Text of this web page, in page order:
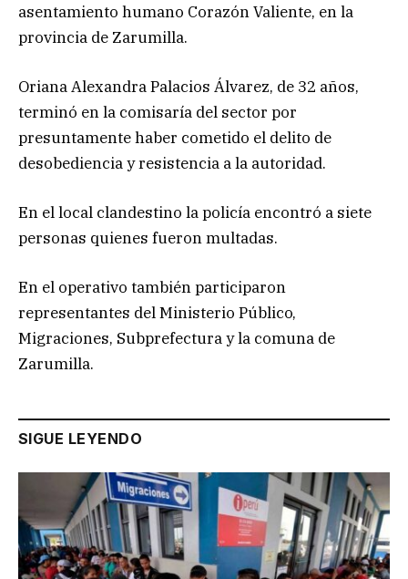
asentamiento humano Corazón Valiente, en la
provincia de Zarumilla.
Oriana Alexandra Palacios Álvarez, de 32 años,
terminó en la comisaría del sector por
presuntamente haber cometido el delito de
desobediencia y resistencia a la autoridad.
En el local clandestino la policía encontró a siete
personas quienes fueron multadas.
En el operativo también participaron
representantes del Ministerio Público,
Migraciones, Subprefectura y la comuna de
Zarumilla.
SIGUE LEYENDO